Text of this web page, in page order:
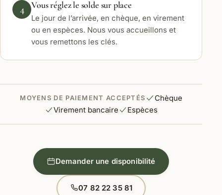
4 Vous réglez le solde sur place
Le jour de l’arrivée, en chèque, en virement
ou en espèces. Nous vous accueillons et
vous remettons les clés.
MOYENS DE PAIEMENT ACCEPTÉS
Chèque
Virement bancaire
Espèces
Demander une disponibilité
07 82 22 35 81